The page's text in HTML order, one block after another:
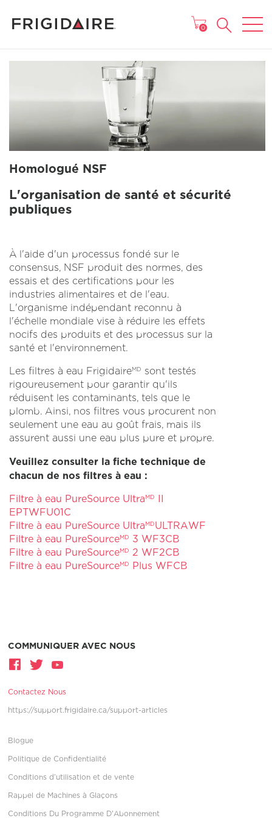
MENU
0
Homologué NSF
L'organisation de santé et sécurité
publiques
À l'aide d'un processus fondé sur le
consensus, NSF produit des normes, des
essais et des certifications pour les
industries alimentaires et de l'eau.
L'organisme indépendant reconnu à
l'échelle mondiale vise à réduire les effets
nocifs des produits et des processus sur la
santé et l'environnement.
Les filtres à eau FrigidaireMD
sont testés
rigoureusement pour garantir qu'ils
réduisent les contaminants, tels que le
plomb. Ainsi, nos filtres vous procurent non
seulement une eau au goût frais, mais ils
assurent aussi une eau plus pure et propre.
Veuillez consulter la fiche technique de
chacun de nos filtres à eau :
Filtre à eau PureSource UltraMD
EPTWFU01C
Filtre à eau PureSource UltraMDULTRAWF
Filtre à eau PureSourceMD
3 WF3CB
Filtre à eau PureSourceMD
2 WF2CB
Filtre à eau PureSourceMD Plus WFCB
COMMUNIQUER AVEC NOUS
Contactez Nous
https://support.frigidaire.ca/support-articles
Blogue
Politique de Confidentialité
Conditions d’utilisation et de vente
Rappel de Machines à Glaçons
Conditions Du Programme D'Abonnement